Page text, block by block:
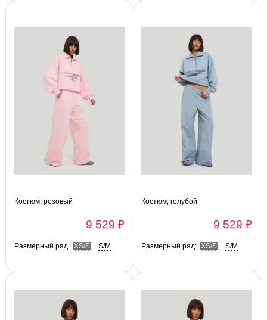
Костюм, розовый
9 529 ₽
Размерный ряд: XS/S S/M
Костюм, голубой
9 529 ₽
Размерный ряд: XS/S S/M